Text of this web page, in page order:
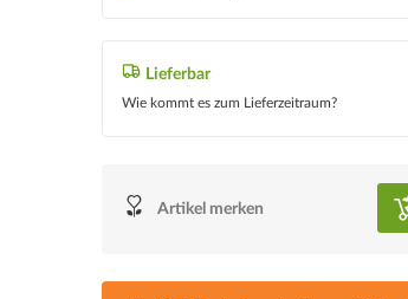
Lieferbar
Wie kommt es zum Lieferzeitraum?
Artikel merken